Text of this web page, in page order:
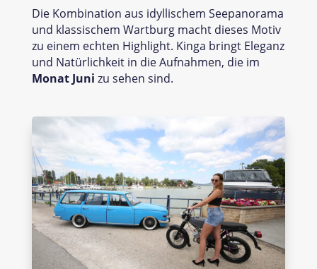
Die Kombination aus idyllischem Seepanorama
und klassischem Wartburg macht dieses Motiv
zu einem echten Highlight. Kinga bringt Eleganz
und Natürlichkeit in die Aufnahmen, die im
Monat Juni zu sehen sind.